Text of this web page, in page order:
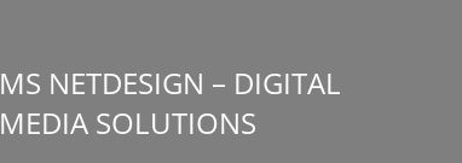
MS NETDESIGN – DIGITAL
MEDIA SOLUTIONS